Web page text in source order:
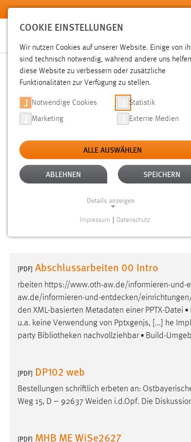
Zum Hauptinhalt springen
SUCHE
Aktive Filter: ALTER: 1 WOCHE BIS 1 MONAT
Gesucht nach "bibliothek". Es wurden 9
[PDF] Abschlussarbeiten 00 Intro
rbeiten https://www.oth-aw.de/informieren-
aw.de/informieren-und-entdecken/
den XML-basierten Metadaten einer PPTX-Datei ▪
u.a. keine Verwendung von Pptxgenjs, [...] he
party Bibliotheken nachvollziehbar ▪ Build-
[PDF] DP102 web
Bestellungen schriftlich erbeten an:
Weg 15, D – 92637 Weiden i.d.Opf. Die
[PDF] MHB ME WiSe2627
COOKIE EINSTELLUNGEN
Wir nutzen Cookies auf unserer Website. Einige von
sind technisch notwendig, während andere uns
diese Website zu verbessern oder zusätzliche
Funktionalitäten zur Verfügung zu stellen.
Notwendige Cookies Statistik
Marketing Externe Medien
ALLE AUSWÄHLEN
ABLEHNEN SPEICHERN
Details anzeigen
Website erforderlich.
Einverständnis
Name: cookie_consent
Dieser Cookie speichert die
ausgewählten Einverständnis-Optionen
Cookie Laufzeit:
Performance
Zweck:
Für performante Seitenauslieferung wird
Impressum Datenschutz